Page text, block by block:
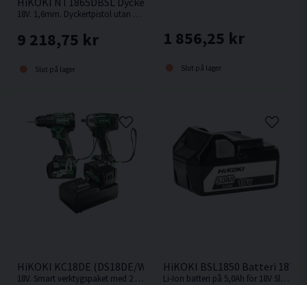
18V. 1,6mm. Dyckertpistol utan behov av kompressor, slang eller gas.
9 218,75 kr
Slut på lager
1 856,25 kr
Slut på lager
HiKOKI KC18DE (DS18DE/WR18DBDL2) Verktygspaket 18V
18V. Smart verktygspaket med 2 st kompakta och kraftfulla 18V batteriverktyg.
HiKOKI BSL1850 Batteri 18V
Li-Ion batteri på 5,0Ah för 18V Sladdlösa HiKOKI / Hitachi maskiner med Slide batterifäste.